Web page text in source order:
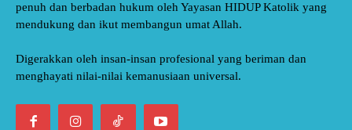
penuh dan berbadan hukum oleh Yayasan HIDUP Katolik yang
mendukung dan ikut membangun umat Allah.
Digerakkan oleh insan-insan profesional yang beriman dan
menghayati nilai-nilai kemanusiaan universal.